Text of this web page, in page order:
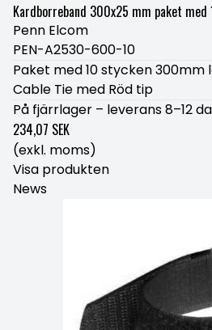
Kardborreband 300x25 mm paket
Penn Elcom
PEN-A2530-600-10
Paket med 10 stycken
Cable Tie med Röd tip
På fjärrlager – leverans 8–12
234,07 SEK
(exkl. moms)
Visa produkten
News